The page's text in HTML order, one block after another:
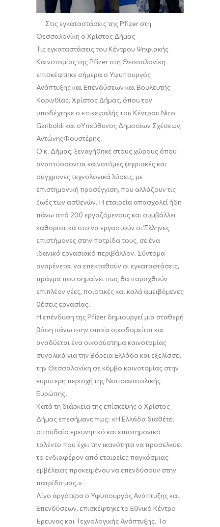
Στις εγκαταστάσεις τηςPfizer στη
Θεσσαλονίκη ο Χρίστος Δήμας
Τις εγκαταστάσεις του Κέντρου Ψηφιακής
Καινοτομίας της Pfizer στη Θεσσαλονίκη
επισκέφτηκε σήμερα ο Υφυπουργός
Ανάπτυξης και Επενδύσεων και Βουλευτής
Κορινθίας, Χρίστος Δήμας, όπου τον
υποδέχτηκε ο επικεφαλής του Κέντρου Nico
Gariboldi και οΥπεύθυνος Δημοσίων Σχέσεων,
ΑντώνηςΦουστέρης.
Ο κ. Δήμας, ξεναγήθηκε στους χώρους όπου
αναπτύσσονται καινοτόμες ψηφιακές και
σύγχρονες τεχνολογικά λύσεις, με
επιστημονική προσέγγιση, που αλλάζουν τις
ζωές των ασθενών. Η εταιρεία απασχολεί ήδη
πάνω από 200 εργαζόμενους και συμβάλλει
καθοριστικά στο να εργαστούν οι Έλληνες
επιστήμονες στην πατρίδα τους, σε ένα
ιδανικό εργασιακό περιβάλλον. Σύντομα
αναμένεται να επεκταθούν οι εγκαταστάσεις,
πράγμα που σημαίνει πως θα παραχθούν
επιπλέον νέες, ποιοτικές και καλά αμειβόμενες
θέσεις εργασίας.
Η επένδυση της Pfizer δημιουργεί μια σταθερή
βάση πάνω στην οποία οικοδομείται και
αναδύεται ένα οικοσύστημα καινοτομίας
συνολικά για την Βόρεια Ελλάδα και εξελίσσει
την Θεσσαλονίκη σε κόμβο καινοτομίας στην
ευρύτερη περιοχή της Νοτιοανατολικής
Ευρώπης.
Κατά τη διάρκεια της επίσκεψης ο Χρίστος
Δήμας επεσήμανε πως: «Η Ελλάδα διαθέτει
σπουδαίο ερευνητικό και επιστημονικό
ταλέντο που έχει την ικανότητα να προσελκύει
το ενδιαφέρον από εταιρείες παγκόσμιας
εμβέλειας προκειμένου να επενδύσουν στην
πατρίδα μας.»
Λίγο αργότερα ο Υφυπουργός Ανάπτυξης και
Επενδύσεων, επισκέφτηκε το Εθνικό Κέντρο
Έρευνας και Τεχνολογικής Ανάπτυξης. Το